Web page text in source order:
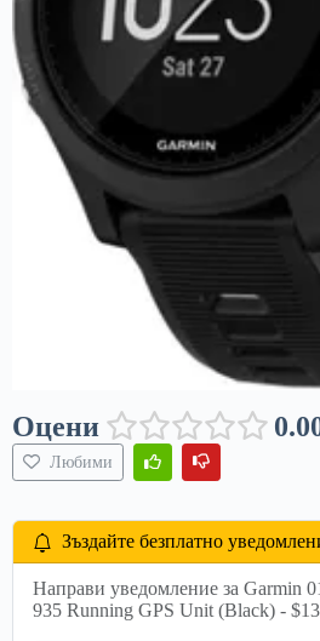
Оцени
Любими
Зъздайте безплатно
Направи уведомление за Garmin
935 Running GPS Unit (Black) -